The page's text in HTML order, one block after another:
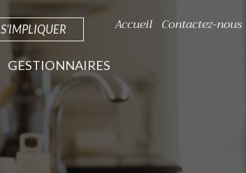
S'IMPLIQUER Accueil Contactez-nous
GESTIONNAIRES